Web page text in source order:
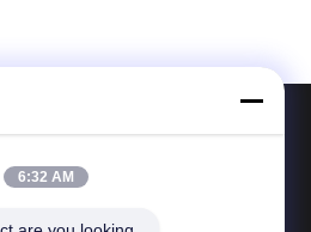
akan menghubungkan
6:32 AM